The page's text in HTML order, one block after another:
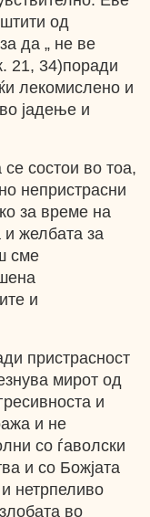
од
да „ не ве
21, 34)поради
лекомислено и
јадење и
состои во тоа,
непристрасни
за време на
и желбата за
сме
и
пристрасност
мирот од
и
и не
со ѓаволски
и со Божјата
нетрпеливо
во